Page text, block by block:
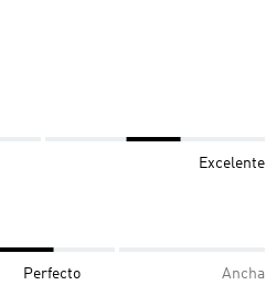
Excelente
Perfecto Ancha